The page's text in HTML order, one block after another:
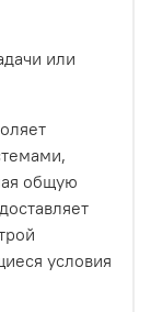
или
общую
условия